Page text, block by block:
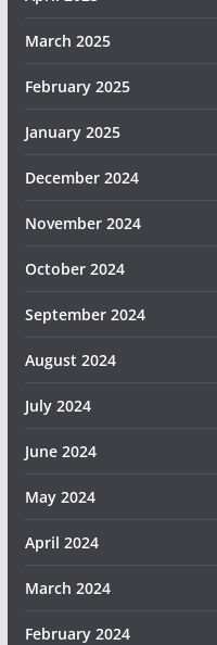
March 2025
February 2025
January 2025
December 2024
November 2024
October 2024
September 2024
August 2024
July 2024
June 2024
May 2024
April 2024
March 2024
February 2024